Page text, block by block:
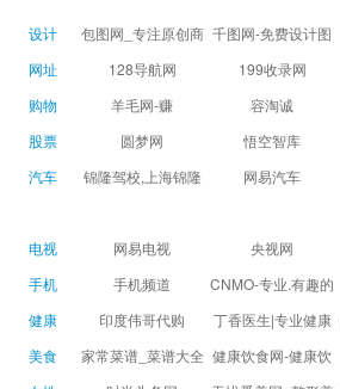
据,投资理财,港股,期
货,股指期货,手机炒
股,股票软件,炒股软
件，免费炒股软
软件,证
设计
包图网_专注原创商
用设计图片下载，
千图网-免费设计图
片素材网站-正版商
网址
128导航网 199收录网
购物
羊毛网-赚 容淘诚
股票
圆梦网 悟空智库
汽车
锦隆驾校,上海锦隆
网易汽车
电视 网易电视 央视网
手机
手机频道
CNMO-专业.有趣的
科技新媒体
健康
印度伟哥代购
丁香医生|专业健康
生活方式平台
美食
家常菜谱_菜谱大全
_菜谱家常菜做法大
健康饮食网-健康饮
食食谱_健康饮食小